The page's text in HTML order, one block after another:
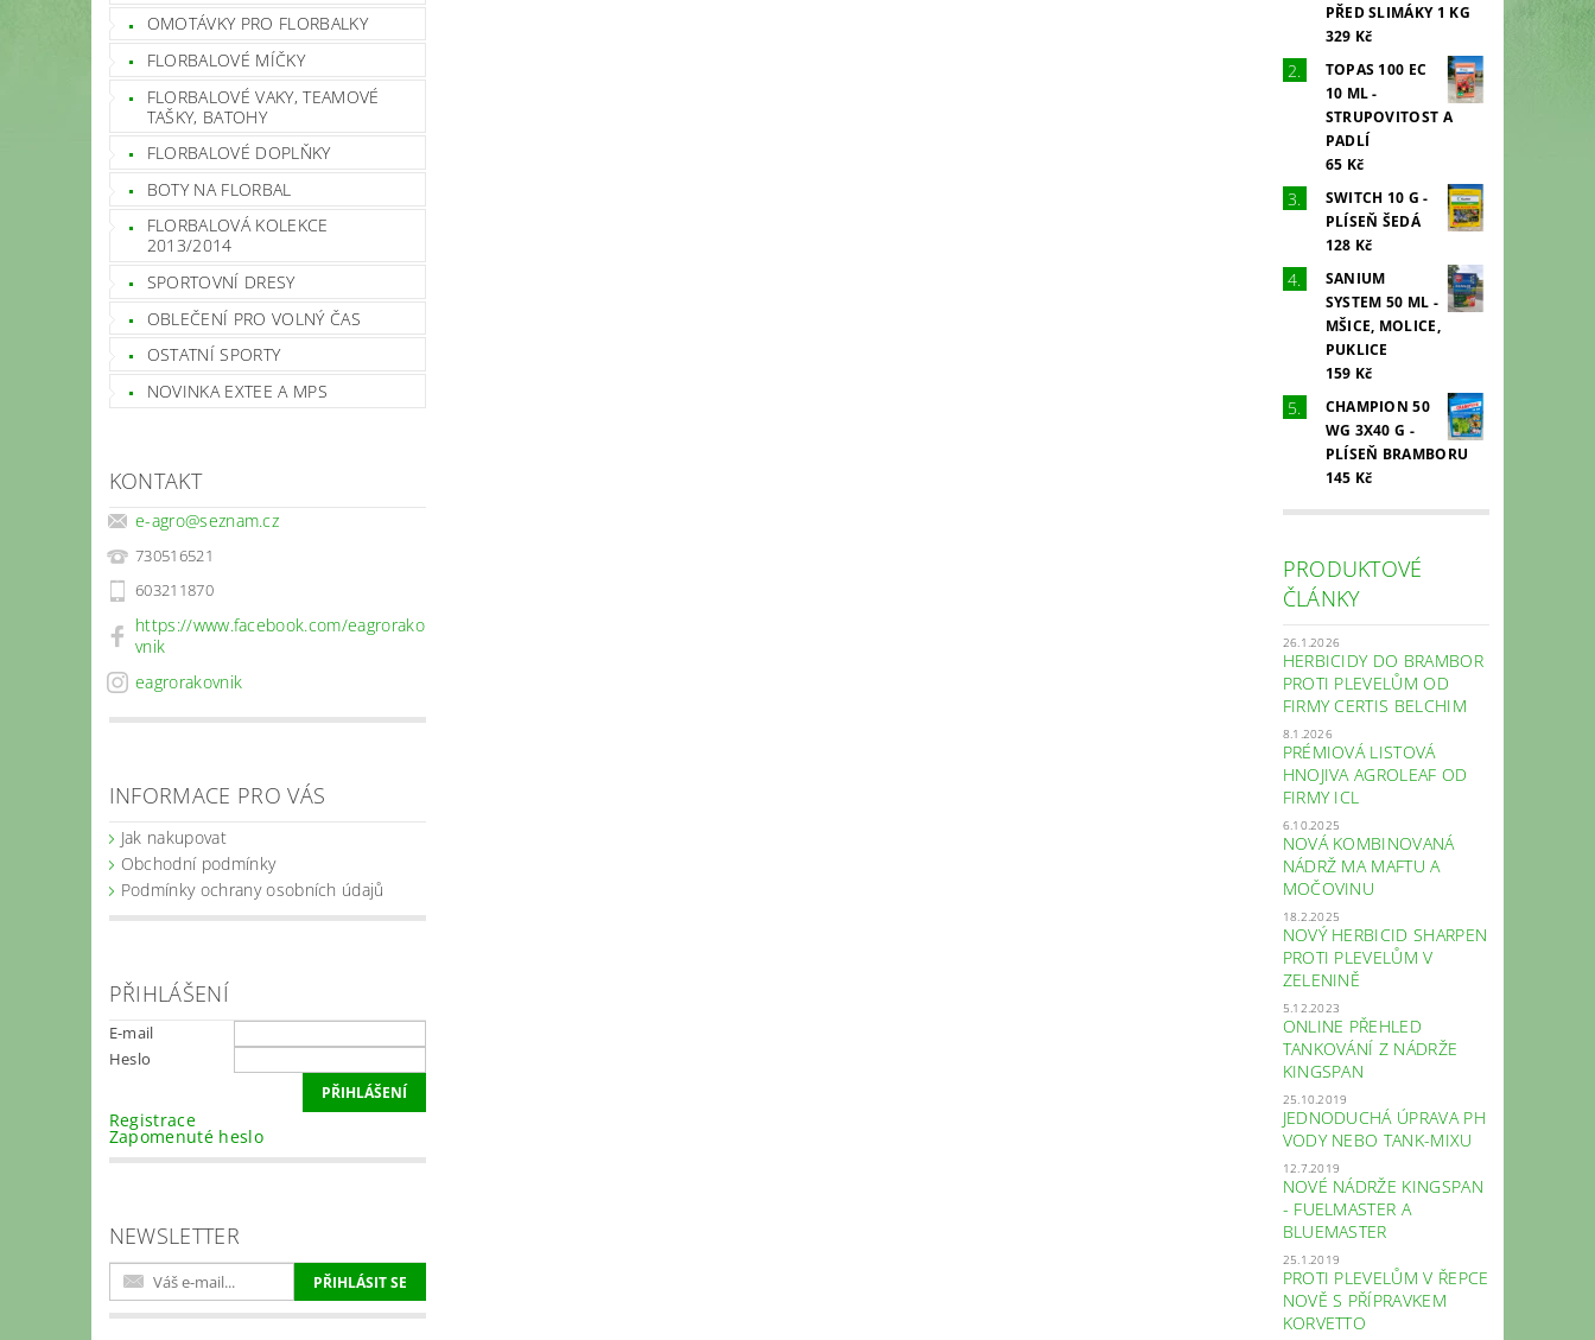
OMOTÁVKY PRO FLORBALKY
FLORBALOVÉ MÍČKY
FLORBALOVÉ VAKY, TEAMOVÉ
TAŠKY, BATOHY
FLORBALOVÉ DOPLŇKY
BOTY NA FLORBAL
FLORBALOVÁ KOLEKCE
2013/2014
SPORTOVNÍ DRESY
OBLEČENÍ PRO VOLNÝ ČAS
OSTATNÍ SPORTY
NOVINKA EXTEE A MPS
KONTAKT
e-agro@seznam.cz
730516521
603211870
https://www.facebook.com/eagrorako
vnik
eagrorakovnik
INFORMACE PRO VÁS
Jak nakupovat
Obchodní podmínky
Podmínky ochrany osobních údajů
PŘIHLÁŠENÍ
E-mail
Heslo
Registrace
Zapomenuté heslo
NEWSLETTER
PŘED SLIMÁKY 1 KG
329 Kč
TOPAS 100 EC
10 ML -
STRUPOVITOST A
PADLÍ
65 Kč
SWITCH 10 G -
PLÍSEŇ ŠEDÁ
128 Kč
SANIUM
SYSTEM 50 ML -
MŠICE, MOLICE,
PUKLICE
159 Kč
CHAMPION 50
WG 3X40 G -
PLÍSEŇ BRAMBORU
145 Kč
PRODUKTOVÉ
ČLÁNKY
26.1.2026
HERBICIDY DO BRAMBOR
PROTI PLEVELŮM OD
FIRMY CERTIS BELCHIM
8.1.2026
PRÉMIOVÁ LISTOVÁ
HNOJIVA AGROLEAF OD
FIRMY ICL
6.10.2025
NOVÁ KOMBINOVANÁ
NÁDRŽ MA MAFTU A
MOČOVINU
18.2.2025
NOVÝ HERBICID SHARPEN
PROTI PLEVELŮM V
ZELENINĚ
5.12.2023
ONLINE PŘEHLED
TANKOVÁNÍ Z NÁDRŽE
KINGSPAN
25.10.2019
JEDNODUCHÁ ÚPRAVA PH
VODY NEBO TANK-MIXU
12.7.2019
NOVÉ NÁDRŽE KINGSPAN
- FUELMASTER A
BLUEMASTER
25.1.2019
PROTI PLEVELŮM V ŘEPCE
NOVĚ S PŘÍPRAVKEM
KORVETTO